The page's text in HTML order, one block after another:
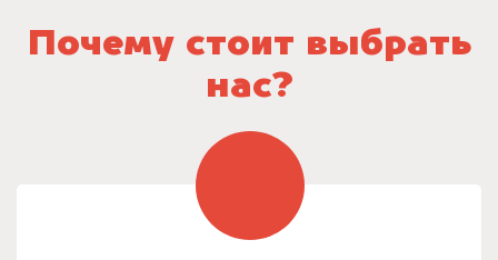
Почему стоит выбрать
нас?